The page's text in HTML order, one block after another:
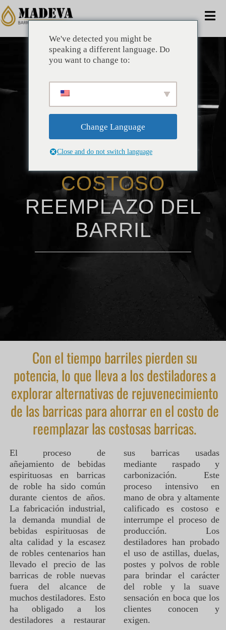
saltar
al
contenido
de
COMERCIAL
COMPAÑÍA
CONTACTO
SOLUCIONES
PARA EVITAR
COSTOSO
REEMPLAZO DEL
BARRIL
Con el tiempobarrilespierden su
potencia, lo que lleva a los destiladores a
explorar alternativas de rejuvenecimiento
de las barricas para ahorrar en el costo de
reemplazar las costosas barricas.
El proceso de
añejamiento de bebidas
espirituosas en barricas
de roble ha sido común
durante cientos de años.
La fabricación industrial,
la demanda mundial de
bebidas espirituosas de
alta calidad y la escasez
de robles centenarios han
llevado el precio de las
barricas de roble nuevas
fuera del alcance de
muchos destiladores. Esto
ha obligado a los
destiladores a restaurar
sus barricas usadas
mediante raspado y
carbonización. Este
proceso intensivo en
mano de obra y altamente
calificado es costoso e
interrumpe el proceso de
producción. Los
destiladores han probado
el uso de astillas, duelas,
postes y polvos de roble
para brindar el carácter
del roble y la suave
sensación en boca que los
clientes conocen y
exigen.
We've detected you might be
speaking a different language. Do
you want to change to:
Change Language
Close and do not switch language